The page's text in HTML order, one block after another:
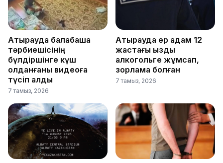
Атырауда балабақша
тәрбиешісінің
бүлдіршінге күш
қолданғаны видеоға
түсіп қалды
7 тамыз, 2026
Атырауда ер адам 12
жастағы қызды
алкогольге жұмсап,
зорламақ болған
7 тамыз, 2026